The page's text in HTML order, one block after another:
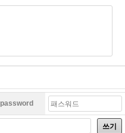
password
쓰기